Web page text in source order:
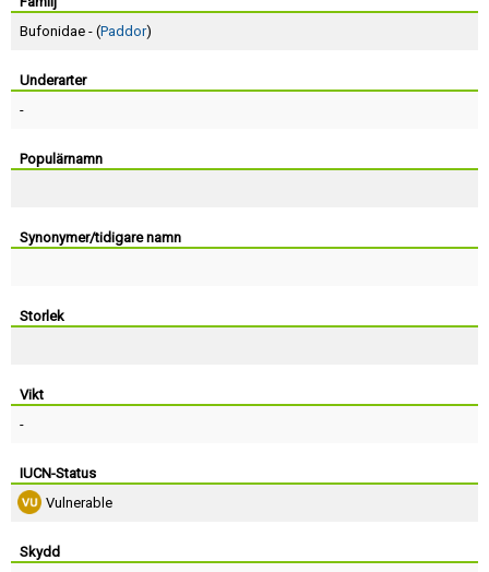
Bufonidae - (Paddor)
Underarter
-
Populärnamn
Synonymer/tidigare namn
Storlek
Vikt
-
IUCN-Status
Vulnerable
Skydd